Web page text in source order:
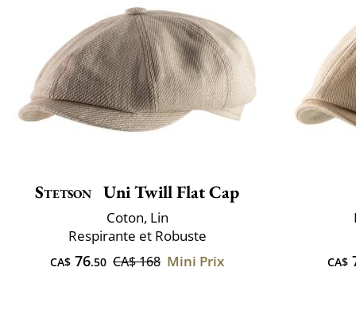
Stetson Uni Twill Flat Cap
Coton, Lin
Respirante et Robuste
CA$ 76.50 CA$ 168 Mini Prix CA$